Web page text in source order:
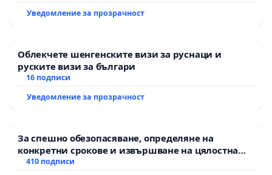
Уведомление за прозрачност
Облекчете шенгенските визи за руснаци и
руските визи за българи
16 подписи
Уведомление за прозрачност
За спешно обезопасяване, определяне на
конкретни срокове и извършване на цялостна
рехабилитация на републиканския път между
410 подписи